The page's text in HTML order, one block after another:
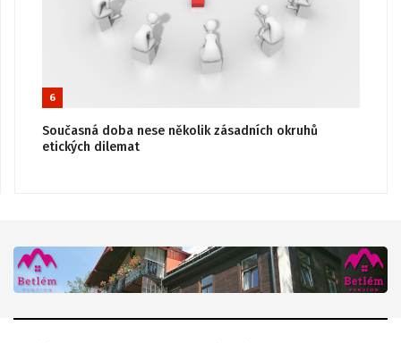
6
Současná doba nese několik zásadních okruhů
etických dilemat